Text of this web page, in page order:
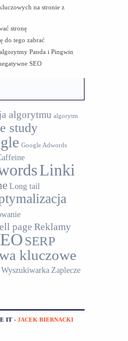
na stronie z
stronę
do tego zabrać
Panda i Pingwin
SEO
algorytmu algorytm
study
Google Adwords
Linki
Long tail
page Reklamy
SERP
kluczowe
Wyszukiwarka Zaplecze
IT - JACEK BIERNACKI